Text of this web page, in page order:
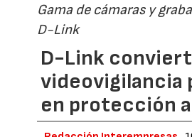
Gama de cámaras y
D-Link
D-Link
videovigilancia
en protección